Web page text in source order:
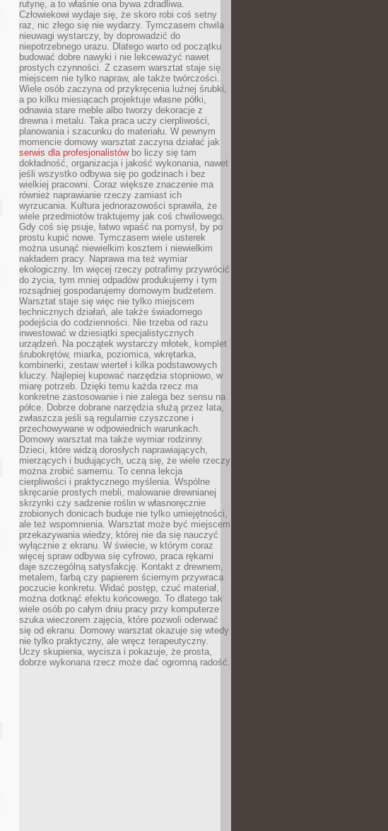
rutynę, a to właśnie ona bywa zdradliwa.
Człowiekowi wydaje się, że skoro robi coś setny
raz, nic złego się nie wydarzy. Tymczasem chwila
nieuwagi wystarczy, by doprowadzić do
niepotrzebnego urazu. Dlatego warto od początku
budować dobre nawyki i nie lekceważyć nawet
prostych czynności. Z czasem warsztat staje się
miejscem nie tylko napraw, ale także twórczości.
Wiele osób zaczyna od przykręcenia luźnej śrubki,
a po kilku miesiącach projektuje własne półki,
odnawia stare meble albo tworzy dekoracje z
drewna i metalu. Taka praca uczy cierpliwości,
planowania i szacunku do materiału. W pewnym
momencie domowy warsztat zaczyna działać jak
serwis dla profesjonalistówbo liczy się tam
dokładność, organizacja i jakość wykonania, nawet
jeśli wszystko odbywa się po godzinach i bez
wielkiej pracowni. Coraz większe znaczenie ma
również naprawianie rzeczy zamiast ich
wyrzucania. Kultura jednorazowości sprawiła, że
wiele przedmiotów traktujemy jak coś chwilowego.
Gdy coś się psuje, łatwo wpaść na pomysł, by po
prostu kupić nowe. Tymczasem wiele usterek
można usunąć niewielkim kosztem i niewielkim
nakładem pracy. Naprawa ma też wymiar
ekologiczny. Im więcej rzeczy potrafimy przywrócić
do życia, tym mniej odpadów produkujemy i tym
rozsądniej gospodarujemy domowym budżetem.
Warsztat staje się więc nie tylko miejscem
technicznych działań, ale także świadomego
podejścia do codzienności. Nie trzeba od razu
inwestować w dziesiątki specjalistycznych
urządzeń. Na początek wystarczy młotek, komplet
śrubokrętów, miarka, poziomica, wkrętarka,
kombinerki, zestaw wierteł i kilka podstawowych
kluczy. Najlepiej kupować narzędzia stopniowo, w
miarę potrzeb. Dzięki temu każda rzecz ma
konkretne zastosowanie i nie zalega bez sensu na
półce. Dobrze dobrane narzędzia służą przez lata,
zwłaszcza jeśli są regularnie czyszczone i
przechowywane w odpowiednich warunkach.
Domowy warsztat ma także wymiar rodzinny.
Dzieci, które widzą dorosłych naprawiających,
mierzących i budujących, uczą się, że wiele rzeczy
można zrobić samemu. To cenna lekcja
cierpliwości i praktycznego myślenia. Wspólne
skręcanie prostych mebli, malowanie drewnianej
skrzynki czy sadzenie roślin w własnoręcznie
zrobionych donicach buduje nie tylko umiejętności,
ale też wspomnienia. Warsztat może być miejscem
przekazywania wiedzy, której nie da się nauczyć
wyłącznie z ekranu. W świecie, w którym coraz
więcej spraw odbywa się cyfrowo, praca rękami
daje szczególną satysfakcję. Kontakt z drewnem,
metalem, farbą czy papierem ściernym przywraca
poczucie konkretu. Widać postęp, czuć materiał,
można dotknąć efektu końcowego. To dlatego tak
wiele osób po całym dniu pracy przy komputerze
szuka wieczorem zajęcia, które pozwoli oderwać
się od ekranu. Domowy warsztat okazuje się wtedy
nie tylko praktyczny, ale wręcz terapeutyczny.
Uczy skupienia, wycisza i pokazuje, że prosta,
dobrze wykonana rzecz może dać ogromną radość.